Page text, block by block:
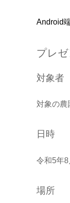
Android
プレ
対象者
対象の農
日時
令和5年8
場所